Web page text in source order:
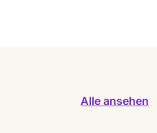
Alle ansehen